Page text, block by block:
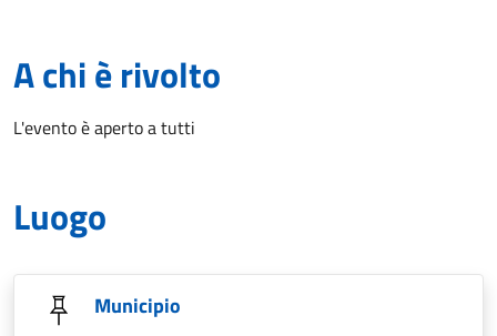
A chi è rivolto
L'evento è aperto a tutti
Luogo
Municipio